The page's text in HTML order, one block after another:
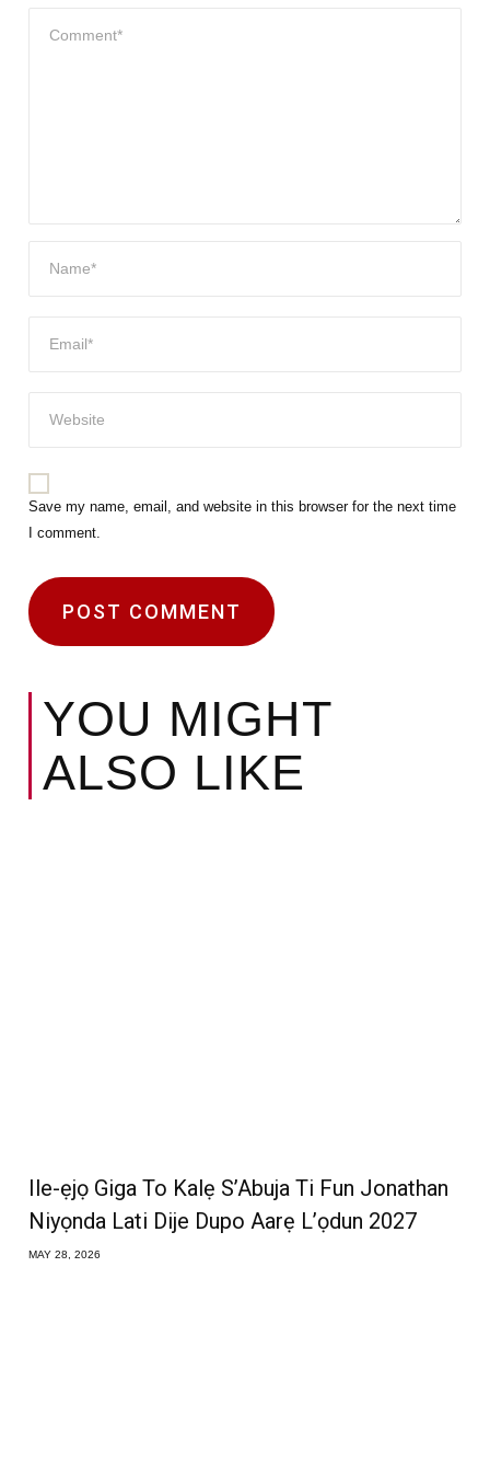
Save my name, email, and website in this browser for the next time
I comment.
YOU MIGHT
ALSO LIKE
Ile-ẹjọ Giga To Kalẹ S’Abuja Ti Fun Jonathan
Niyọnda Lati Dije Dupo Aarẹ L’ọdun 2027
MAY 28, 2026